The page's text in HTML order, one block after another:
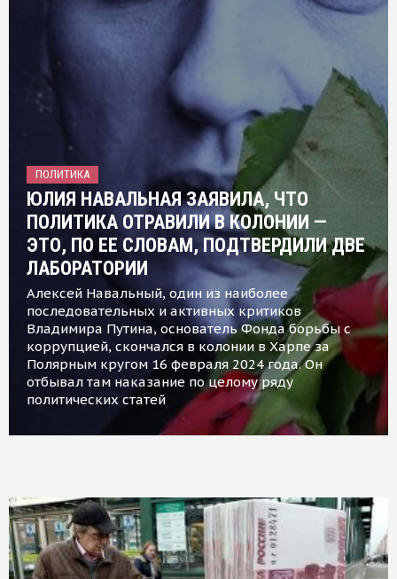
ПОЛИТИКА
ЮЛИЯ НАВАЛЬНАЯ ЗАЯВИЛА, ЧТО
ПОЛИТИКА ОТРАВИЛИ В КОЛОНИИ —
ЭТО, ПО ЕЕ СЛОВАМ, ПОДТВЕРДИЛИ ДВЕ
ЛАБОРАТОРИИ
Алексей Навальный, один из наиболее
последовательных и активных критиков
Владимира Путина, основатель Фонда борьбы с
коррупцией, скончался в колонии в Харпе за
Полярным кругом 16 февраля 2024 года. Он
отбывал там наказание по целому ряду
политических статей